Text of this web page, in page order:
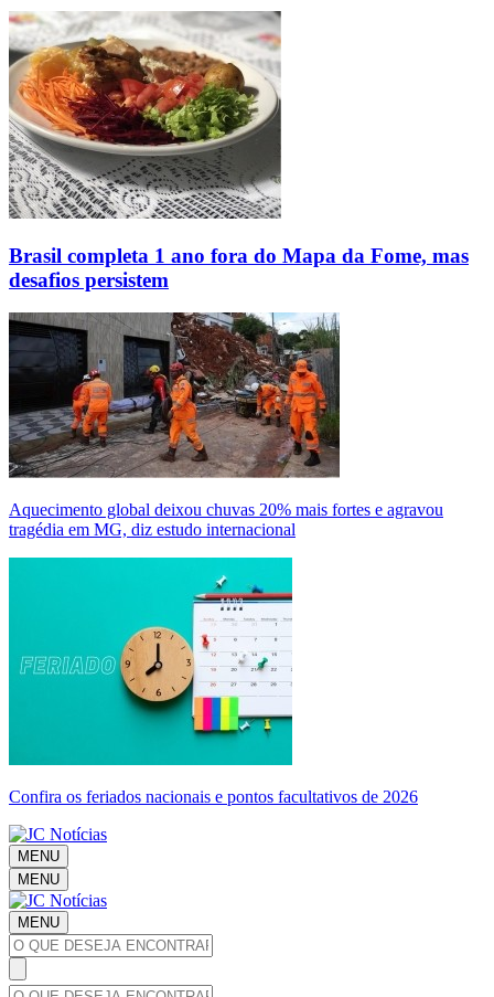
Brasil completa 1 ano fora do Mapa da Fome, mas
desafios persistem
Aquecimento global deixou chuvas 20% mais fortes e agravou
tragédia em MG, diz estudo internacional
Confira os feriados nacionais e pontos facultativos de 2026
MENU
MENU
MENU